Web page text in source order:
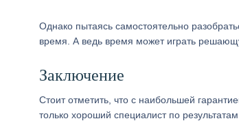
Однако пытаясь самостоятельно
время. А ведь время может играть
Заключение
Стоит отметить, что с наибольшей
только хороший специалист по